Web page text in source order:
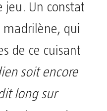
jeu. Un constat
madrilène, qui
de ce cuisant
soit encore
long sur